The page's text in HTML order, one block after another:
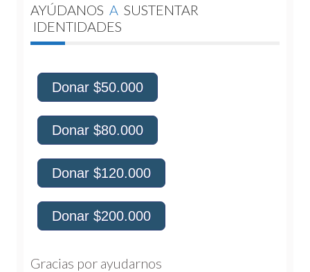
AYÚDANOS A SUSTENTAR
IDENTIDADES
Donar $50.000
Donar $80.000
Donar $120.000
Donar $200.000
Gracias por ayudarnos